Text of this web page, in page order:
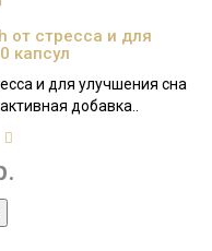
от стресса и для
капсул
и для улучшения сна
добавка..